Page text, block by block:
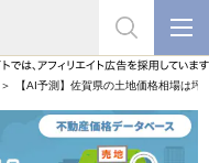
【AI予測】佐賀県の土地価格相場は